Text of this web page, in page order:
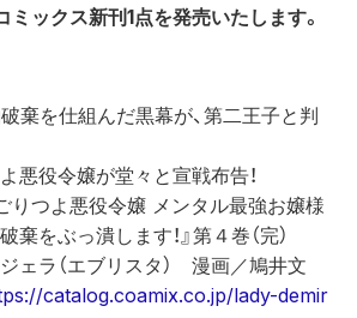
ミックス新刊1点を発売いたします。
棄を仕組んだ黒幕が、第二王子と判
悪役令嬢が堂々と宣戦布告！
りつよ悪役令嬢 メンタル最強お嬢様
をぶっ潰します！』第４巻（完）
ェラ（エブリスタ）　漫画／鳩井文
catalog.coamix.co.jp/lady-demir